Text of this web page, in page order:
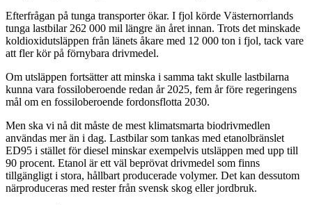
Efterfrågan på tunga transporter ökar. I fjol körde Västernorrlands
tunga lastbilar 262 000 mil längre än året innan. Trots det minskade
koldioxidutsläppen från länets åkare med 12 000 ton i fjol, tack vare
att fler kör på förnybara drivmedel.
Om utsläppen fortsätter att minska i samma takt skulle lastbilarna
kunna vara fossiloberoende redan år 2025, fem år före regeringens
mål om en fossiloberoende fordonsflotta 2030.
Men ska vi nå dit måste de mest klimatsmarta biodrivmedlen
användas mer än i dag. Lastbilar som tankas med etanolbränslet
ED95 i stället för diesel minskar exempelvis utsläppen med upp till
90 procent. Etanol är ett väl beprövat drivmedel som finns
tillgängligt i stora, hållbart producerade volymer. Det kan dessutom
närproduceras med rester från svensk skog eller jordbruk.